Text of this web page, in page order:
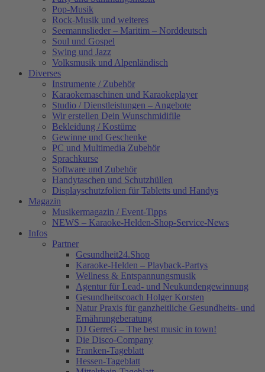
Pop-Musik
Rock-Musik und weiteres
Seemannslieder – Maritim – Norddeutsch
Soul und Gospel
Swing und Jazz
Volksmusik und Alpenländisch
Diverses
Instrumente / Zubehör
Karaokemaschinen und Karaokeplayer
Studio / Dienstleistungen – Angebote
Wir erstellen Dein Wunschmidifile
Bekleidung / Kostüme
Gewinne und Geschenke
PC und Multimedia Zubehör
Sprachkurse
Software und Zubehör
Handytaschen und Schutzhüllen
Displayschutzfolien für Tabletts und Handys
Magazin
Musikermagazin / Event-Tipps
NEWS – Karaoke-Helden-Shop-Service-News
Infos
Partner
Gesundheit24.Shop
Karaoke-Helden – Playback-Partys
Wellness & Entspannungsmusik
Agentur für Lead- und Neukundengewinnung
Gesundheitscoach Holger Korsten
Natur Praxis für ganzheitliche Gesundheits- und
Ernährungeberatung
DJ GerreG – The best music in town!
Die Disco-Company
Franken-Tageblatt
Hessen-Tageblatt